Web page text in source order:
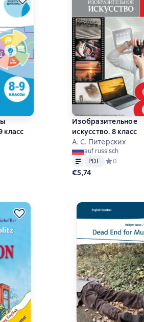
класс
0 на основе 0 оценок
Изобразительное
искусство. 8 класс
А. С. Питерских
auf russisch
Text
PDF
PDF Средний
0
€5,74